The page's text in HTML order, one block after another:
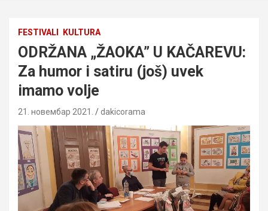
FESTIVALI KULTURA
ODRŽANA „ŽAOKA” U KAČAREVU:
Za humor i satiru (još) uvek
imamo volje
21. новембар 2021. dakicorama